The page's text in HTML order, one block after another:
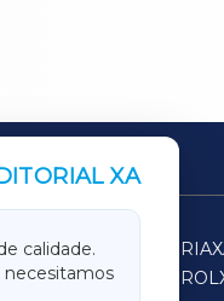
XA
calidade.
necesitamos